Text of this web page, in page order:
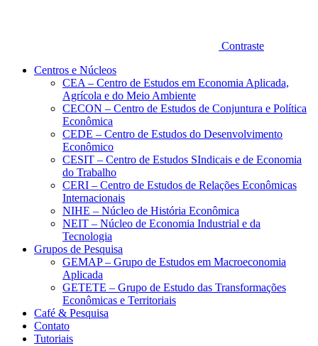
Contraste
Centros e Núcleos
CEA – Centro de Estudos em Economia Aplicada,
Agrícola e do Meio Ambiente
CECON – Centro de Estudos de Conjuntura e Política
Econômica
CEDE – Centro de Estudos do Desenvolvimento
Econômico
CESIT – Centro de Estudos SIndicais e de Economia
do Trabalho
CERI – Centro de Estudos de Relações Econômicas
Internacionais
NIHE – Núcleo de História Econômica
NEIT – Núcleo de Economia Industrial e da
Tecnologia
Grupos de Pesquisa
GEMAP – Grupo de Estudos em Macroeconomia
Aplicada
GETETE – Grupo de Estudo das Transformações
Econômicas e Territoriais
Café & Pesquisa
Contato
Tutoriais